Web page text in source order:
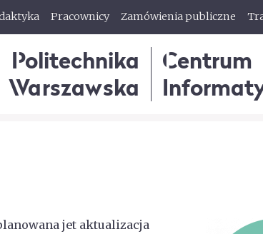
Pracownicy Zamówienia publiczne
Politechnika
Warszawska
Centrum
jet aktualizacja